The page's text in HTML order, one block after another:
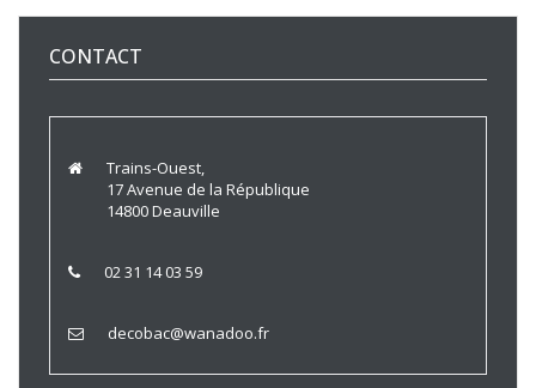
CONTACT
Trains-Ouest,
17 Avenue de la République
14800 Deauville
02 31 14 03 59
decobac@wanadoo.fr